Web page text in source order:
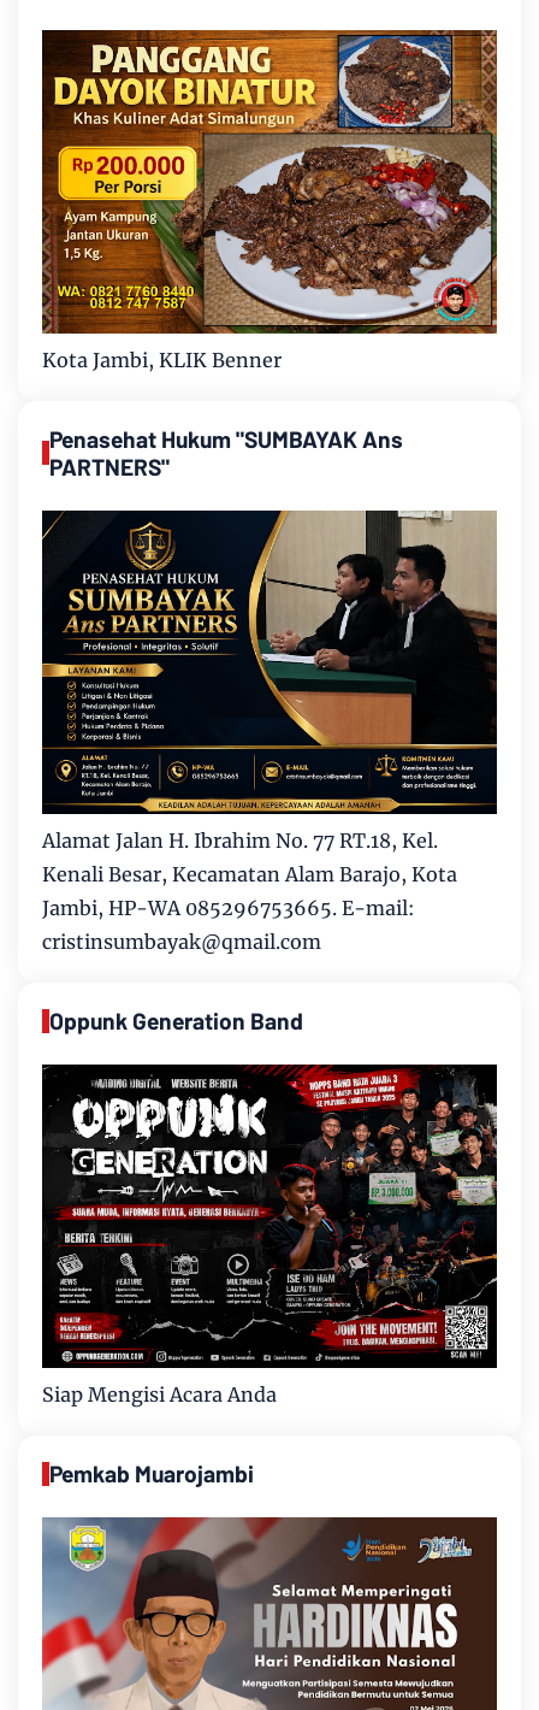
Kota Jambi, KLIK Benner
Penasehat Hukum "SUMBAYAK Ans
PARTNERS"
Alamat Jalan H. Ibrahim No. 77 RT.18, Kel.
Kenali Besar, Kecamatan Alam Barajo, Kota
Jambi, HP-WA 085296753665. E-mail:
cristinsumbayak@qmail.com
Oppunk Generation Band
Siap Mengisi Acara Anda
Pemkab Muarojambi